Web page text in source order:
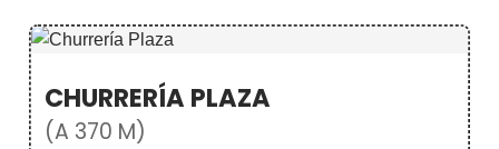
CHURRERÍA PLAZA
(A 370 M)